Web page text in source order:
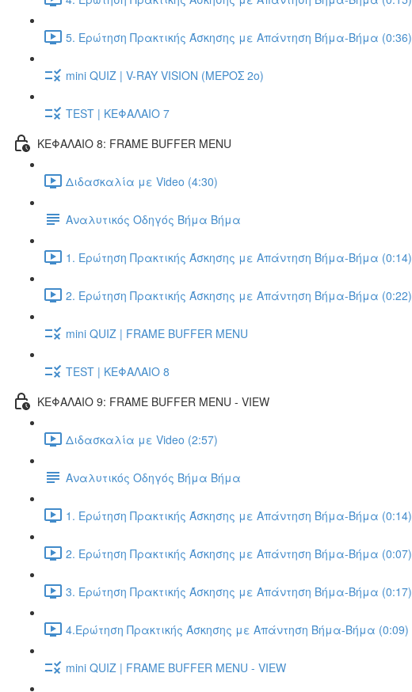
5. Ερώτηση Πρακτικής Άσκησης με Απάντηση Βήμα-Βήμα (0:36)
mini QUIZ | V-RAY VISION (ΜΕΡΟΣ 2ο)
TEST | ΚΕΦΑΛΑΙΟ 7
ΚΕΦΑΛΑΙΟ 8: FRAME BUFFER MENU
Διδασκαλία με Video (4:30)
Αναλυτικός Οδηγός Βήμα Βήμα
1. Ερώτηση Πρακτικής Άσκησης με Απάντηση Βήμα-Βήμα (0:14)
2. Ερώτηση Πρακτικής Άσκησης με Απάντηση Βήμα-Βήμα (0:22)
mini QUIZ | FRAME BUFFER MENU
TEST | ΚΕΦΑΛΑΙΟ 8
ΚΕΦΑΛΑΙΟ 9: FRAME BUFFER MENU - VIEW
Διδασκαλία με Video (2:57)
Αναλυτικός Οδηγός Βήμα Βήμα
1. Ερώτηση Πρακτικής Άσκησης με Απάντηση Βήμα-Βήμα (0:14)
2. Ερώτηση Πρακτικής Άσκησης με Απάντηση Βήμα-Βήμα (0:07)
3. Ερώτηση Πρακτικής Άσκησης με Απάντηση Βήμα-Βήμα (0:17)
4.Ερώτηση Πρακτικής Άσκησης με Απάντηση Βήμα-Βήμα (0:09)
mini QUIZ | FRAME BUFFER MENU - VIEW